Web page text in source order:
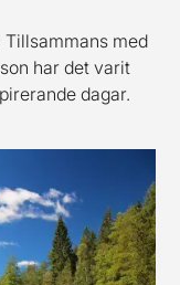
med
har det varit
dagar.